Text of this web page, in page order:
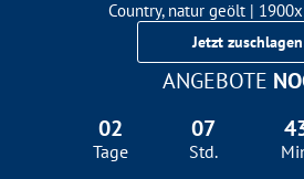
Country, natur geölt |
Landhausdiele Eiche für
Jetzt zuschlagen
ANGEBOTE
02
Tage
07
Std.